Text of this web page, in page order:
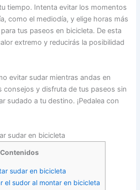
tiempo. Intenta evitar los momentos
como el mediodía, y elige horas más
tus paseos en bicicleta. De esta
extremo y reducirás la posibilidad
evitar sudar mientras andas en
consejos y disfruta de tus paseos sin
sudado a tu destino. ¡Pedalea con
sudar en bicicleta
Contenidos
sudar en bicicleta
el sudor al montar en bicicleta